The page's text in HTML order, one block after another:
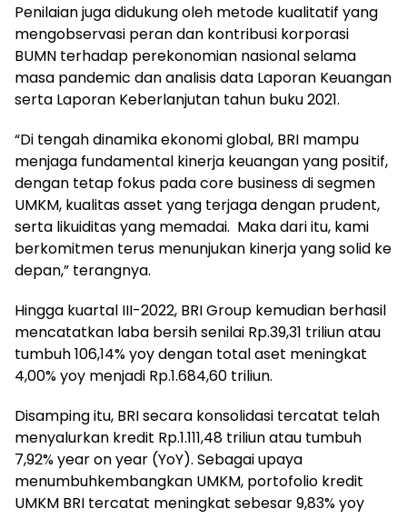
Penilaian juga didukung oleh metode kualitatif yang
mengobservasi peran dan kontribusi korporasi
BUMN terhadap perekonomian nasional selama
masa pandemic dan analisis data Laporan Keuangan
serta Laporan Keberlanjutan tahun buku 2021.
“Di tengah dinamika ekonomi global, BRI mampu
menjaga fundamental kinerja keuangan yang positif,
dengan tetap fokus pada core business di segmen
UMKM, kualitas asset yang terjaga dengan prudent,
serta likuiditas yang memadai. Maka dari itu, kami
berkomitmen terus menunjukan kinerja yang solid ke
depan,” terangnya.
Hingga kuartal III-2022, BRI Group kemudian berhasil
mencatatkan laba bersih senilai Rp.39,31 triliun atau
tumbuh 106,14% yoy dengan total aset meningkat
4,00% yoy menjadi Rp.1.684,60 triliun.
Disamping itu, BRI secara konsolidasi tercatat telah
menyalurkan kredit Rp.1.111,48 triliun atau tumbuh
7,92% year on year (YoY). Sebagai upaya
menumbuhkembangkan UMKM, portofolio kredit
UMKM BRI tercatat meningkat sebesar 9,83% yoy